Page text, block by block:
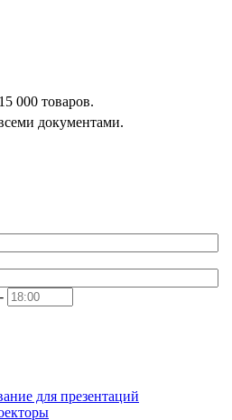
000 товаров.
документами.
-
для презентаций